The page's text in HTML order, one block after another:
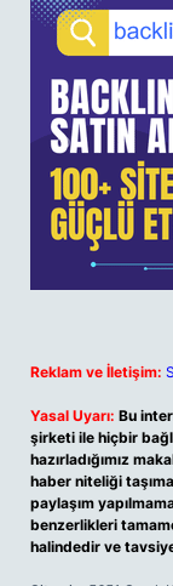
Reklam ve İletişim:
Yasal Uyarı: Bu
şirketi ile hiçbir
hazırladığımız
haber niteliği
paylaşım
benzerlikleri
halindedir ve